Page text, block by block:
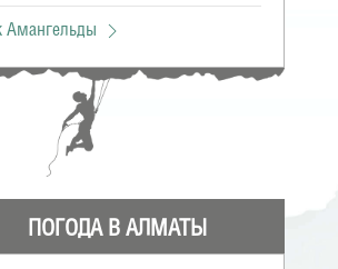
Амангельды
ПОГОДА В АЛМАТЫ